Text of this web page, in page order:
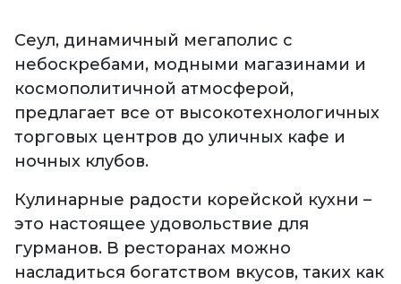
Сеул, динамичный мегаполис с
небоскребами, модными магазинами и
космополитичной атмосферой,
предлагает все от высокотехнологичных
торговых центров до уличных кафе и
ночных клубов.
Кулинарные радости корейской кухни –
это настоящее удовольствие для
гурманов. В ресторанах можно
насладиться богатством вкусов, таких как